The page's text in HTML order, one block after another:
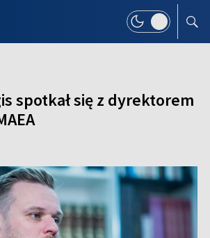
spotkał się z dyrektorem